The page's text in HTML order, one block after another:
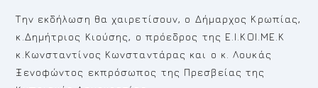
Την εκδήλωση θα χαιρετίσουν, ο Δήμαρχος Κρωπίας,
κ.Δημήτριος Κιούσης, ο πρόεδρος της Ε.Ι.ΚΟΙ.ΜΕ.Κ
κ.Κωνσταντίνος Κωνσταντάρας και ο κ. Λουκάς
Ξενοφώντος εκπρόσωπος της Πρεσβείας της